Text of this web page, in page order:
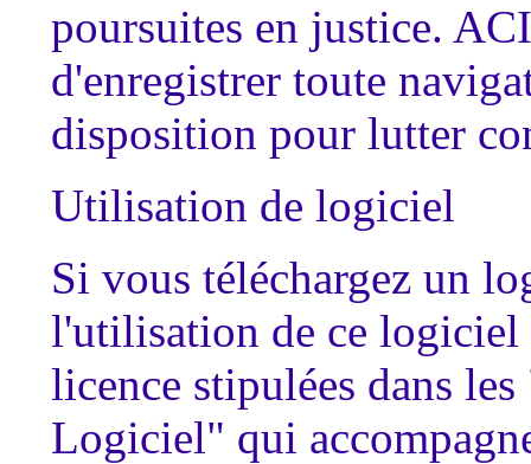
poursuites en justice.
d'enregistrer toute
disposition pour lutter
Utilisation de logiciel
Si vous téléchargez un
l'utilisation de ce logiciel
licence stipulées dans
Logiciel" qui